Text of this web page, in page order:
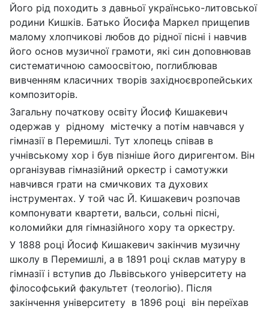
Його рід походить з давньої українсько-литовської
родини Кишків. Батько Йосифа Маркел прищепив
малому хлопчикові любов до рідної пісні і навчив
його основ музичної грамоти, які син доповнював
систематичною самоосвітою, поглиблював
вивченням класичних творів західноєвропейських
композиторів.
Загальну початкову освіту Йосиф Кишакевич
одержав у рідному містечку а потім навчався у
гімназії в Перемишлі. Тут хлопець співав в
учнівському хор і був пізніше його диригентом. Він
організував гімназійний оркестр і самотужки
навчився грати на смичкових та духових
інструментах. У той час Й. Кишакевич розпочав
компонувати квартети, вальси, сольні пісні,
коломийки для гімназійного хору та оркестру.
У 1888 році Йосиф Кишакевич закінчив музичну
школу в Перемишлі, а в 1891 році склав матуру в
гімназії і вступив до Львівського університету на
філософський факультет (теологію). Після
закінчення університету в 1896 році він переїхав